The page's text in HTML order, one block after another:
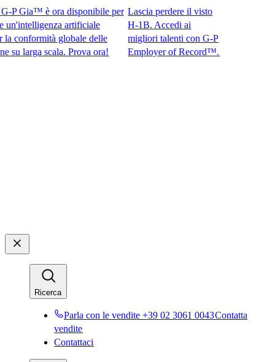
è ora disponibile per
artificiale
globale delle
larga scala. Prova ora!​​
Lascia perdere il visto
H-1B. Accedi ai
migliori talenti con G-P
Employer of Record™.​​
Ricerca​​
Parla con le vendite +39 02 3061 0043​​Contatta
vendite​​
Contattaci​​